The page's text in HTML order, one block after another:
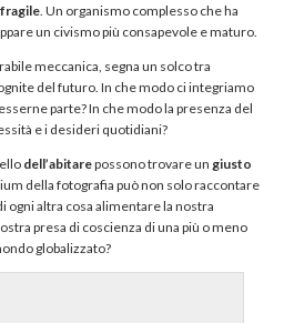
fragile . Un organismo complesso che ha
un civismo più consapevole e maturo.
meccanica, segna un solco tra
del futuro. In che modo ci integriamo
parte? In che modo la presenza del
e i desideri quotidiani?
dell’abitarepossono trovare un giusto
della fotografia può non solo raccontare
ogni altra cosa alimentare la nostra
presa di coscienza di una più o meno
globalizzato?